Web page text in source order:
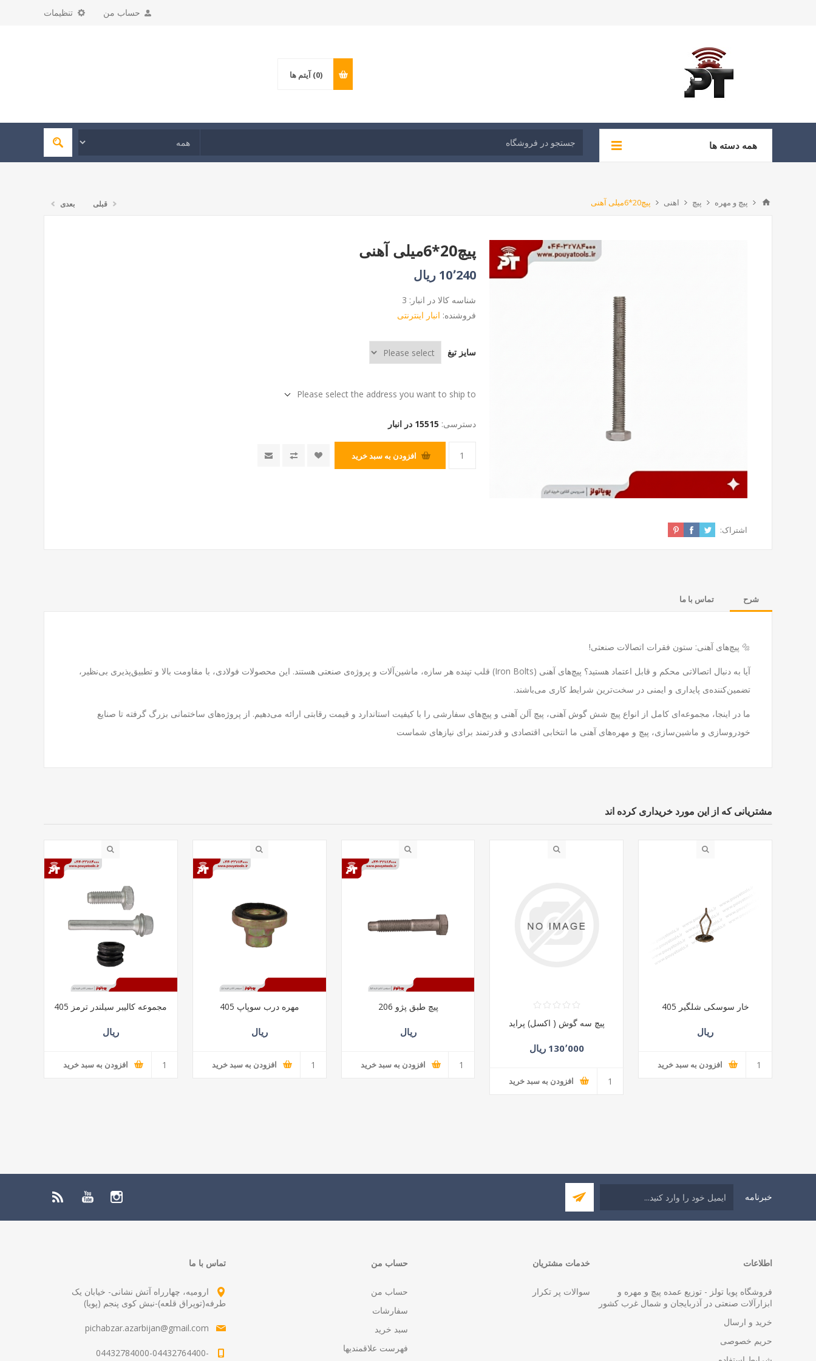
تنظیمات حساب من
(0) آیتم ها
همه دسته ها
پیچ و مهره پیچ اهنی پیچ20*6میلی آهنی قبلی بعدی
پیچ20*6میلی آهنی
10٬240 ریال
شناسه کالا در انبار: 3
فروشنده: انبار اینترنتی
سایز تیغ
Please select the address you want to ship to
دسترسی: 15515 در انبار
افزودن به سبد خرید
اشتراک:
شرح تماس با ما
🔩 پیچ‌های آهنی: ستون فقرات اتصالات صنعتی!
آیا به دنبال اتصالاتی محکم و قابل اعتماد هستید؟ پیچ‌های آهنی (Iron Bolts) قلب تپنده هر سازه، ماشین‌آلات و پروژه‌ی صنعتی هستند. این محصولات فولادی، با مقاومت بالا و تطبیق‌پذیری بی‌نظیر،
تضمین‌کننده‌ی پایداری و ایمنی در سخت‌ترین شرایط کاری می‌باشند.
ما در اینجا، مجموعه‌ای کامل از انواع پیچ شش گوش آهنی، پیچ آلن آهنی و پیچ‌های سفارشی را با کیفیت استاندارد و قیمت رقابتی ارائه می‌دهیم. از پروژه‌های ساختمانی بزرگ گرفته تا صنایع
خودروسازی و ماشین‌سازی، پیچ و مهره‌های آهنی ما انتخابی اقتصادی و قدرتمند برای نیازهای شماست
مشتریانی که از این مورد خریداری کرده اند
خار سوسکی شلگیر 405
ریال
افزودن به سبد خرید
پیچ سه گوش ( اکسل) پراید
130٬000 ریال
افزودن به سبد خرید
پیچ طبق پژو 206
ریال
افزودن به سبد خرید
مهره درب سوپاپ 405
ریال
افزودن به سبد خرید
مجموعه کالیبر سیلندر ترمز 405
ریال
افزودن به سبد خرید
خبرنامه
اطلاعات
فروشگاه پویا تولز - توزیع عمده پیچ و مهره و
ابزارآلات صنعتی در آذربایجان و شمال غرب کشور
خرید و ارسال
حریم خصوصی
خدمات مشتریان
سوالات پر تکرار
حساب من
حساب من
سفارشات
سبد خرید
فهرست علاقمندیها
تماس با ما
ارومیه، چهارراه آتش نشانی- خیابان یک
طرفه(توپراق قلعه)-نبش کوی پنجم (پویا)
pichabzar.azarbijan@gmail.com
04432784000-04432764400-